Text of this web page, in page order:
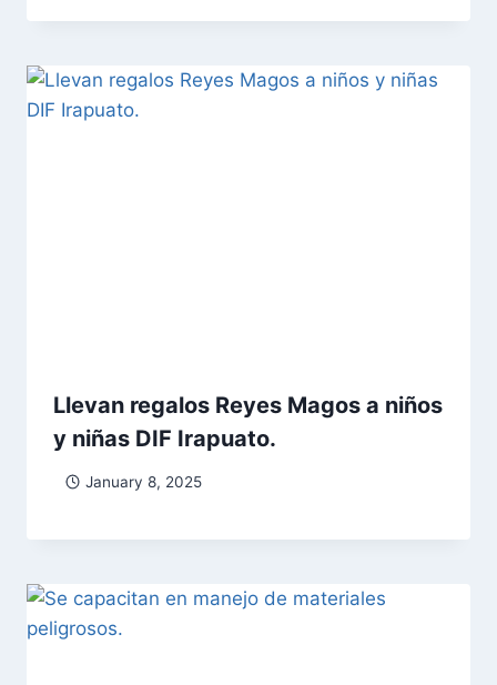
Llevan regalos Reyes Magos a niños
y niñas DIF Irapuato.
January 8, 2025